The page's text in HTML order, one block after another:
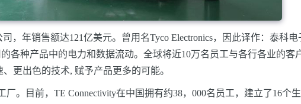
年销售额达121亿美元。曾用名Tyco Electronics，因此译作：泰科
各种产品中的电力和数据流动。全球将近10万名员工与各行各业的客
更出色的技术, 赋予产品更多的可能。
。目前，TE Connectivity在中国拥有约38，000名员工，建立了16个